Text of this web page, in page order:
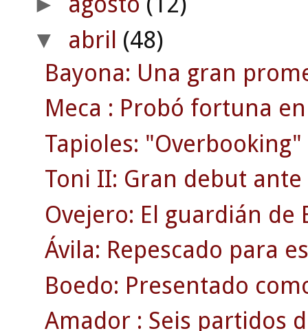
▼ abril (48)
Bayona: Una gran
Meca : Probó fortuna
Tapioles:
Toni II: Gran debut ante
Ovejero: El guardián de
Ávila: Repescado para
Boedo: Presentado
Amador : Seis partidos